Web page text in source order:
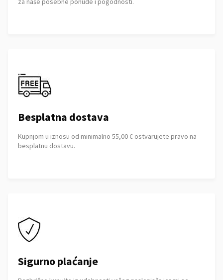
Besplatna dostava
Kupnjom u iznosu od minimalno 55,00 € ostvarujete pravo na
besplatnu dostavu.
Sigurno plaćanje